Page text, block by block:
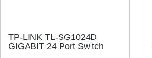
TP-LINK TL-SG1024D
GIGABIT 24 Port Switch